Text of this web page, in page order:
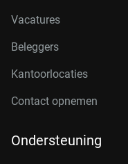
Vacatures
Beleggers
Kantoorlocaties
Contact opnemen
Ondersteuning